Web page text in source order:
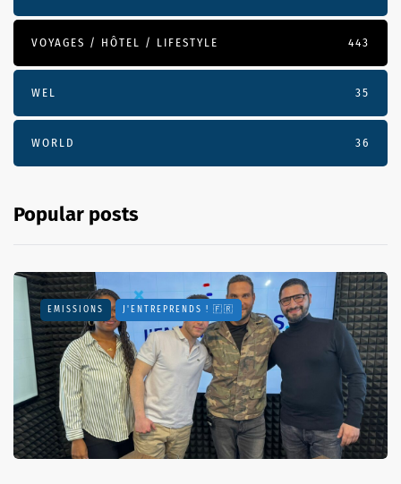
VOYAGES / HÔTEL / LIFESTYLE 443
WEL 35
WORLD 36
Popular posts
EMISSIONS J'ENTREPRENDS ! 🇫🇷